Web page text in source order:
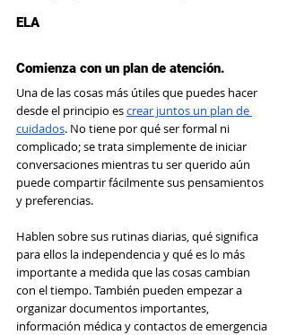
ELA
Comienza con un plan de atención.
Una de las cosas más útiles que puedes hacer
desde el principio es crear juntos un plan de
cuidados. No tiene por qué ser formal ni
complicado; se trata simplemente de iniciar
conversaciones mientras tu ser querido aún
puede compartir fácilmente sus pensamientos
y preferencias.
Hablen sobre sus rutinas diarias, qué significa
para ellos la independencia y qué es lo más
importante a medida que las cosas cambian
con el tiempo. También pueden empezar a
organizar documentos importantes,
información médica y contactos de emergencia